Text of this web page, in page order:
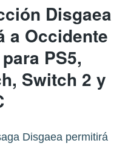
Disgaea
a Occidente
PS5,
Switch 2 y
Disgaea permitirá